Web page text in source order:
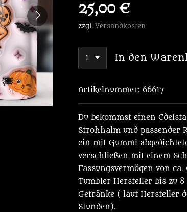
25,00 €
zzgl. Versandkosten
In den
Artikelnummer: 66617
Du bekommst einen
Strohhalm und passender
ein mit Gummi
verschließen mit einem
Fassungsvermögen von
Tumbler Hersteller bis zu
Getränke ( laut Hersteller
Stunden).